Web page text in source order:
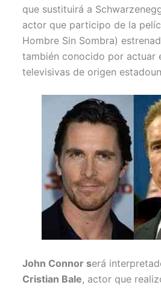
que sustituirá a
actor que participo de la
Hombre Sin Sombra)
también conocido por actuar
televisivas de origen
John Connor será
Cristian Bale, actor que